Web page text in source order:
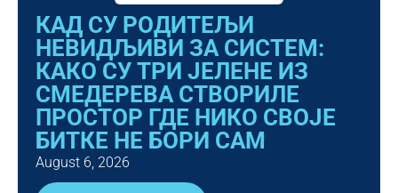
КАД СУ РОДИТЕЉИ
НЕВИДЉИВИ ЗА СИСТЕМ:
КАКО СУ ТРИ ЈЕЛЕНЕ ИЗ
СМЕДЕРЕВА СТВОРИЛЕ
ПРОСТОР ГДЕ НИКО СВОЈЕ
БИТКЕ НЕ БОРИ САМ
August 6, 2026